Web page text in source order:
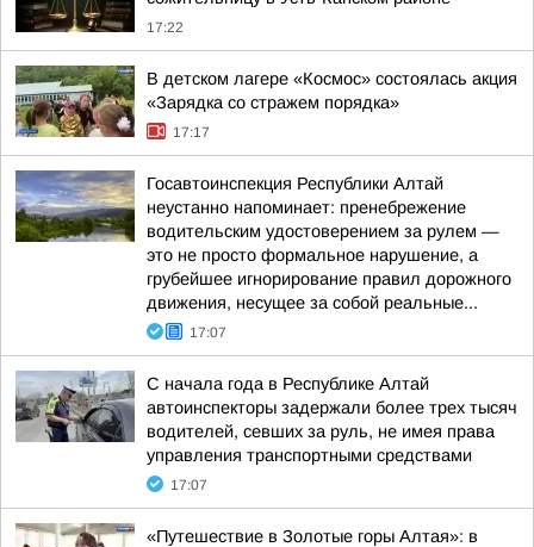
17:22
В детском лагере «Космос» состоялась акция
«Зарядка со стражем порядка»
17:17
Госавтоинспекция Республики Алтай
неустанно напоминает: пренебрежение
водительским удостоверением за рулем —
это не просто формальное нарушение, а
грубейшее игнорирование правил дорожного
движения, несущее за собой реальные...
17:07
С начала года в Республике Алтай
автоинспекторы задержали более трех тысяч
водителей, севших за руль, не имея права
управления транспортными средствами
17:07
«Путешествие в Золотые горы Алтая»: в